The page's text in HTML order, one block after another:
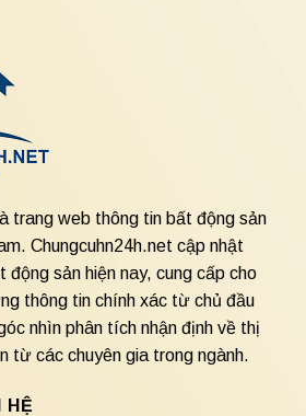
trang web thông tin bất động sản
Chungcuhn24h.net cập nhật
sản hiện nay, cung cấp cho
thông tin chính xác từ chủ đầu
nhìn phân tích nhận định về thị
từ các chuyên gia trong ngành.
HỆ